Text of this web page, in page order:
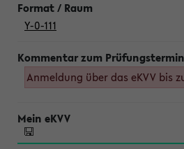
Y-0-111
Anmeldung über das eKVV bis